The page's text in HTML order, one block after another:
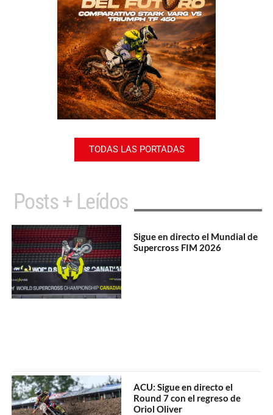
TODAS LAS PORTADAS
Posts + Leídos
Sigue en directo el Mundial de
Supercross FIM 2026
ACU: Sigue en directo el
Round 7 con el regreso de
Oriol Oliver